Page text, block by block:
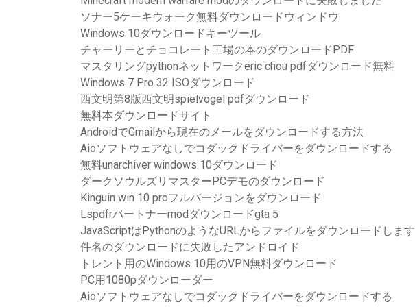
ソナー5ケーキウォーク無料ダウンロードウィンドウ
Windows 10ダウンロードキーツール
チャーリーとチョコレート工場の本のダウンロードPDF
マスタリングpythonネットワークeric chou pdfダウンロード無料
Windows 7 Pro 32 ISOダウンロード
西文明第8版西文明spielvogel pdfダウンロード
無料本ダウンロードサイト
AndroidでGmailから現在のメールをダウンロードする方法
Aioソフトウェアなしでコダックドライバーをダウンロードする
無料unarchiver windows 10ダウンロード
ダークソウルズリマスターPCデモのダウンロード
Kinguin win 10 proフルバージョンをダウンロード
Lspdfrパートナーmodダウンロードgta 5
JavaScriptはPythonのようなURLからファイルをダウンロードします
件名のダウンロードに失敗したアンドロイド
トレント用のWindows 10用のVPN無料ダウンロード
PC用1080pダウンローダー
Aioソフトウェアなしでコダックドライバーをダウンロードする